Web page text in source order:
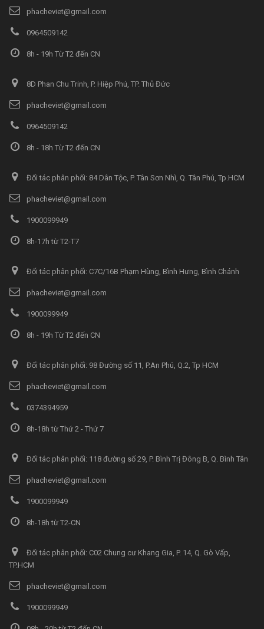
phacheviet@gmail.com
0964509142
8h - 19h Từ T2 đến CN
8D Phan Chu Trinh, P. Hiệp Phú, TP. Thủ Đức
phacheviet@gmail.com
0964509142
8h - 18h Từ T2 đến CN
Đối tác phân phối: 84 Dân Tộc, P. Tân Sơn Nhì, Q. Tân Phú, Tp.HCM
phacheviet@gmail.com
1900099949
8h-17h từ T2-T7
Đối tác phân phối: C7C/16B Phạm Hùng, Bình Hưng, Bình Chánh
phacheviet@gmail.com
1900099949
8h - 19h Từ T2 đến CN
Đối tác phân phối: 98 Đường số 11, P.An Phú, Q.2, Tp HCM
phacheviet@gmail.com
0374394959
8h-18h từ Thứ 2 - Thứ 7
Đối tác phân phối: 118 đường số 29, P. Bình Trị Đông B, Q. Bình Tân
phacheviet@gmail.com
1900099949
8h-18h từ T2-CN
Đối tác phân phối: C02 Chung cư Khang Gia, P. 14, Q. Gò Vấp,
TP.HCM
phacheviet@gmail.com
1900099949